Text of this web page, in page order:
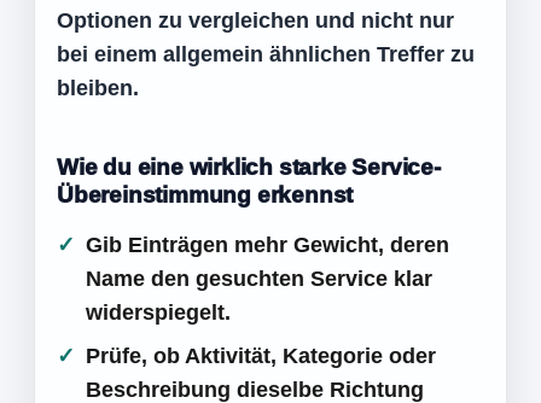
Optionen zu vergleichen und nicht nur
bei einem allgemein ähnlichen Treffer zu
bleiben.
Wie du eine wirklich starke Service-
Übereinstimmung erkennst
Gib Einträgen mehr Gewicht, deren
Name den gesuchten Service klar
widerspiegelt.
Prüfe, ob Aktivität, Kategorie oder
Beschreibung dieselbe Richtung